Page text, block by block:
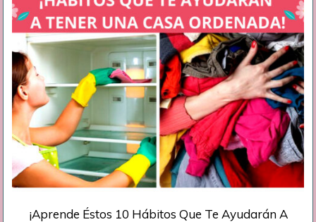
¡Aprende Éstos 10 Hábitos Que Te Ayudarán A